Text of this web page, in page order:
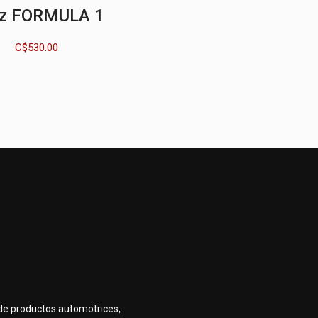
FORMULA 1
C$530.00
productos automotrices,